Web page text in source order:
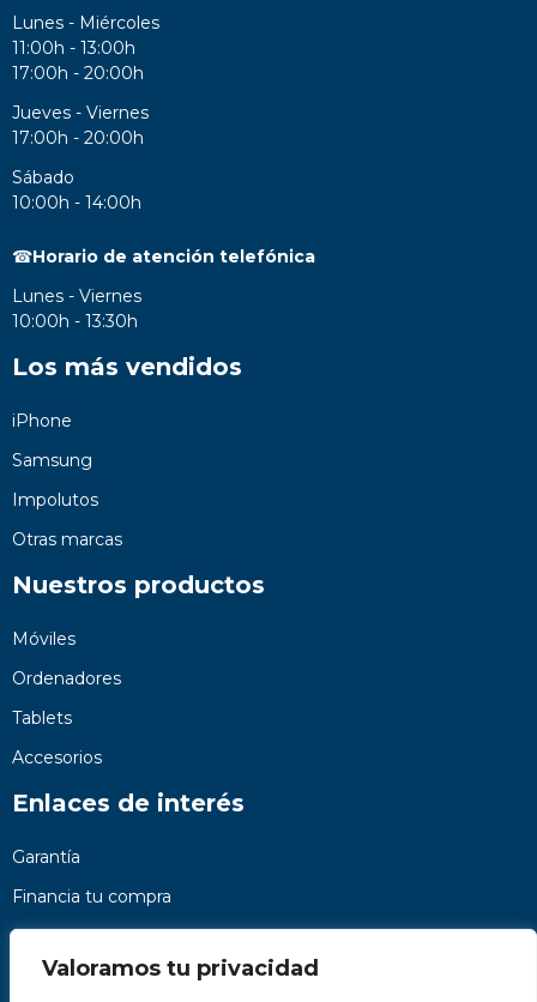
Valoramos tu privacidad
Lunes - Miércoles
11:00h - 13:00h
17:00h - 20:00h
Jueves - Viernes
17:00h - 20:00h
Sábado
10:00h - 14:00h
☎Horario de atención telefónica
Lunes - Viernes
10:00h - 13:30h
Los más vendidos
iPhone
Samsung
Impolutos
Otras marcas
Nuestros productos
Móviles
Ordenadores
Tablets
Accesorios
Enlaces de interés
Garantía
Financia tu compra
Preguntas frecuentes
Nosotros